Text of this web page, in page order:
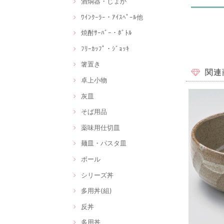
ﾜｲﾝｸｰﾗｰ・ｱｲｽﾍﾟｰﾙ他
焼酎ｻｰﾊﾞｰ・ﾎﾞﾄﾙ
ﾌﾘｰｶｯﾌﾟ・ｼﾞｮｯｷ
箸置き
卓上小物
灰皿
そば用品
薬味用仕切皿
麺皿・パスタ皿
ボール
シリーズ丼
多用丼(組)
反丼
多用丼
関